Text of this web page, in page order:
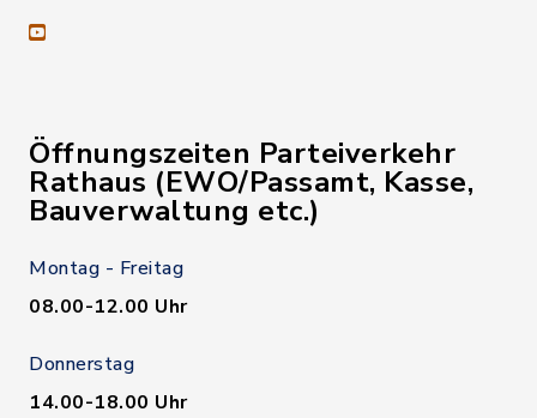
youtube
Öffnungszeiten Parteiverkehr
Rathaus (EWO/Passamt, Kasse,
Bauverwaltung etc.)
Montag - Freitag
08.00-12.00 Uhr
Donnerstag
14.00-18.00 Uhr